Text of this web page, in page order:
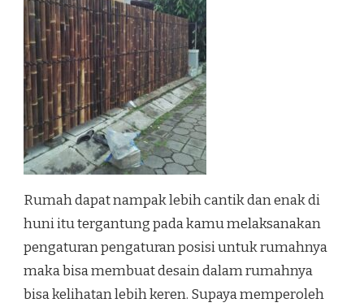
Rumah dapat nampak lebih cantik dan enak di
huni itu tergantung pada kamu melaksanakan
pengaturan pengaturan posisi untuk rumahnya
maka bisa membuat desain dalam rumahnya
bisa kelihatan lebih keren. Supaya memperoleh